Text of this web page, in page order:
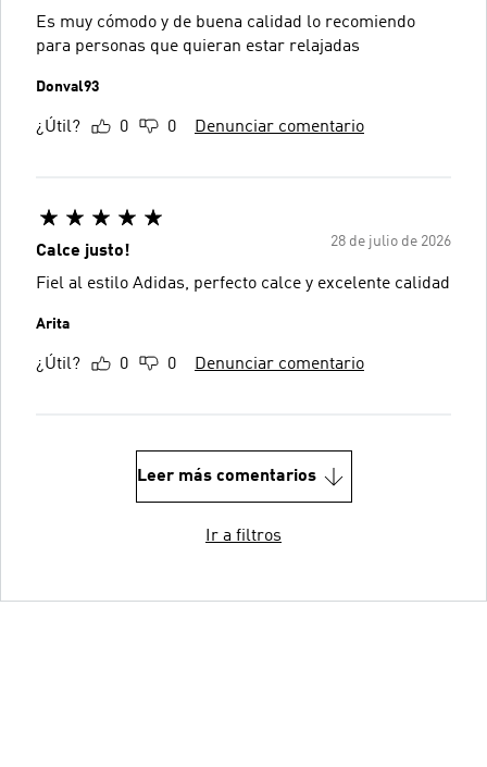
Es muy cómodo y de buena calidad lo recomiendo
para personas que quieran estar relajadas
Donval93
¿Útil? 0 0 Denunciar comentario
28 de julio de 2026
Calce justo!
Fiel al estilo Adidas, perfecto calce y excelente calidad
Arita
¿Útil? 0 0 Denunciar comentario
Leer más comentarios
Ir a filtros